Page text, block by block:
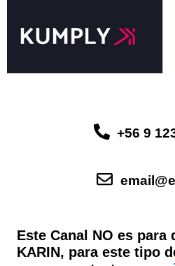
+56 9
Este Canal NO es para
KARIN, para este tipo